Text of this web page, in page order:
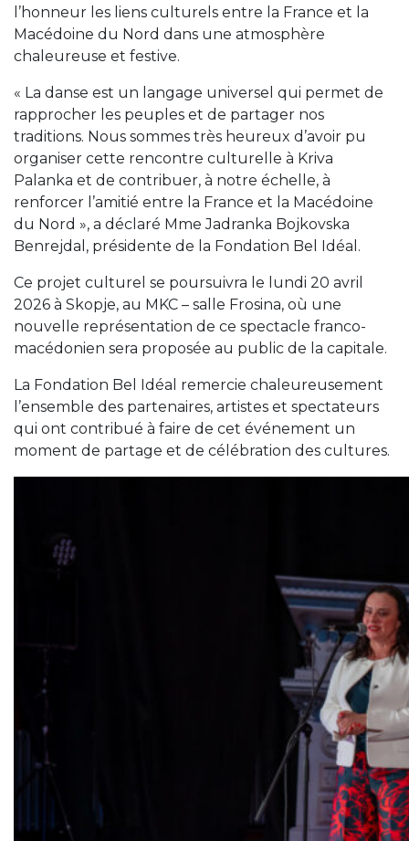
l’honneur les liens culturels entre la France et la
Macédoine du Nord dans une atmosphère
chaleureuse et festive.
« La danse est un langage universel qui permet de
rapprocher les peuples et de partager nos
traditions. Nous sommes très heureux d’avoir pu
organiser cette rencontre culturelle à Kriva
Palanka et de contribuer, à notre échelle, à
renforcer l’amitié entre la France et la Macédoine
du Nord », a déclaré Mme Jadranka Bojkovska
Benrejdal, présidente de la Fondation Bel Idéal.
Ce projet culturel se poursuivra le lundi 20 avril
2026 à Skopje, au MKC – salle Frosina, où une
nouvelle représentation de ce spectacle franco-
macédonien sera proposée au public de la capitale.
La Fondation Bel Idéal remercie chaleureusement
l’ensemble des partenaires, artistes et spectateurs
qui ont contribué à faire de cet événement un
moment de partage et de célébration des cultures.